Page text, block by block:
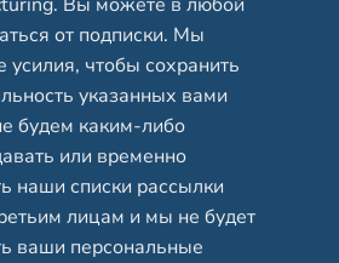
от подписки. Мы
чтобы сохранить
указанных вами
будем каким-либо
или временно
наши списки рассылки
лицам и мы не будет
ваши персональные